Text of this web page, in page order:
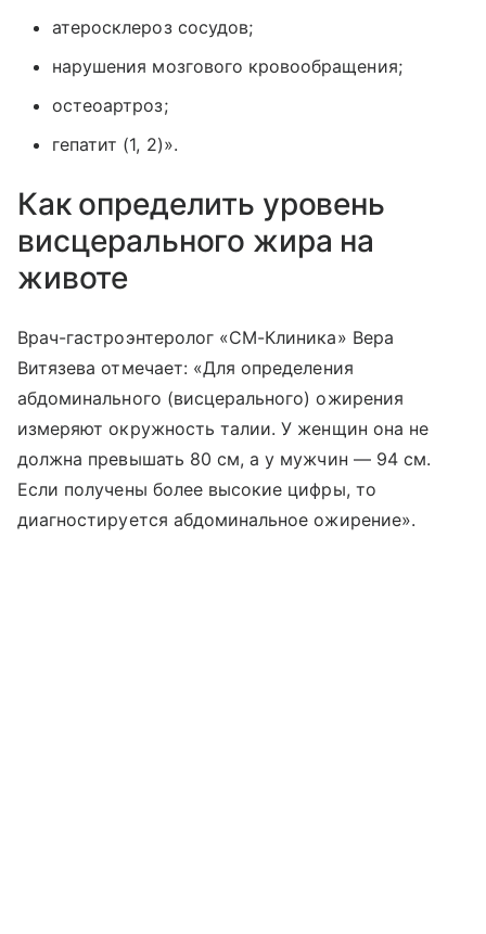
атеросклероз сосудов;
нарушения мозгового кровообращения;
остеоартроз;
гепатит (1, 2)».
Как определить уровень
висцерального жира на
животе
Врач-гастроэнтеролог «СМ-Клиника» Вера
Витязева отмечает: «Для определения
абдоминального (висцерального) ожирения
измеряют окружность талии. У женщин она не
должна превышать 80 см, а у мужчин — 94 см.
Если получены более высокие цифры, то
диагностируется абдоминальное ожирение».